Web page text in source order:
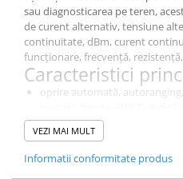
sau diagnosticarea pe teren,
de curent alternativ, tensiune
continuitate, dBm, curent
funcționare, frecvență,
Caracteristici
oprire automată,
de testare, funcție de
măsoară semnalele buclei de
frecvențele de nivel logic
MIN/MAX/AVG, funcția REL.
VEZI MAI MULT
Informatii conformitate produs